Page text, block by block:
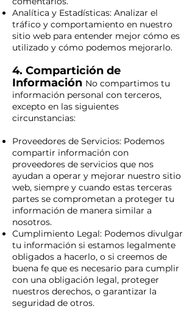
Analítica y Estadísticas: Analizar el
tráfico y comportamiento en nuestro
sitio web para entender mejor cómo es
utilizado y cómo podemos mejorarlo.
4. Compartición de
Información No compartimos tu
información personal con terceros,
excepto en las siguientes
circunstancias:
Proveedores de Servicios: Podemos
compartir información con
proveedores de servicios que nos
ayudan a operar y mejorar nuestro sitio
web, siempre y cuando estas terceras
partes se comprometan a proteger tu
información de manera similar a
nosotros.
Cumplimiento Legal: Podemos divulgar
tu información si estamos legalmente
obligados a hacerlo, o si creemos de
buena fe que es necesario para cumplir
con una obligación legal, proteger
nuestros derechos, o garantizar la
seguridad de otros.